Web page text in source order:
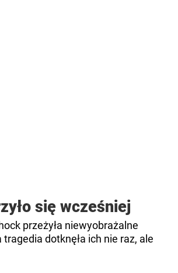
się wcześniej
przeżyła niewyobrażalne
dotknęła ich nie raz, ale